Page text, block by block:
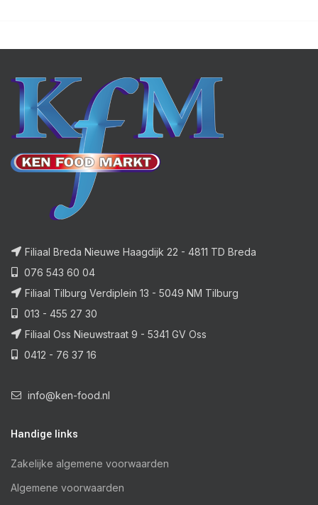
Filiaal Breda Nieuwe Haagdijk 22 - 4811 TD Breda
076 543 60 04
Filiaal Tilburg Verdiplein 13 - 5049 NM Tilburg
013 - 455 27 30
Filiaal Oss Nieuwstraat 9 - 5341 GV Oss
0412 - 76 37 16
info@ken-food.nl
Handige links
Zakelijke algemene voorwaarden
Algemene voorwaarden